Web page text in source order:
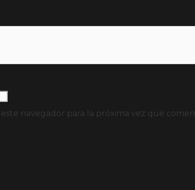
navegador para la próxima vez que